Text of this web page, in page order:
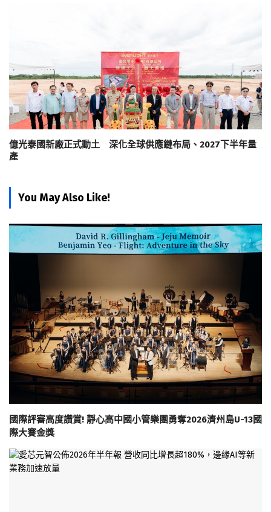
億光泰國新廠正式動土 深化全球供應鏈布局、2027下半年量
產
You May Also Like!
國際評審高度讚賞! 靜心高中國小管樂團勇奪2026濟州島U-13國
際大賽金獎